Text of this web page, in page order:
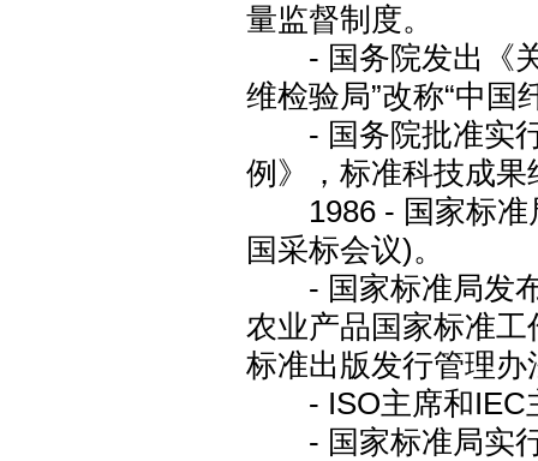
量监督制度。
- 国务院发出《关
维检验局”改称“中国
- 国务院批准实行
例》，标准科技成
1986 - 国家标准
国采标会议)。
- 国家标准局发布
农业产品国家标准
标准出版发行管理办
- ISO主席和IEC
- 国家标准局实行